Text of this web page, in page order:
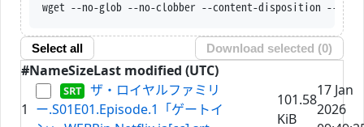
wget --no-glob --no-clobber --content-disposition --trust-server-
Select all Download selected (0)
#NameSizeLast modified (UTC)
1
ザ・ロイヤルファミリ
ー.S01E01.Episode.1「ゲートイ
101.58
KiB
17 Jan
2026